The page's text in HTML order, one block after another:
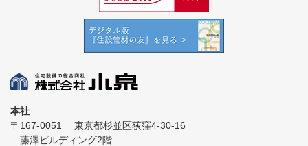
本社
〒167-0051
東京都杉並区荻窪4-30-16
藤澤ビルディング2階